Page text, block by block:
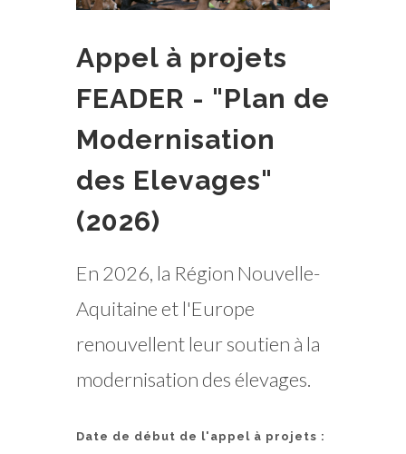
Appel à projets
FEADER - "Plan de
Modernisation
des Elevages"
(2026)
En 2026, la Région Nouvelle-
Aquitaine et l'Europe
renouvellent leur soutien à la
modernisation des élevages.
Date de début de l'appel à projets :